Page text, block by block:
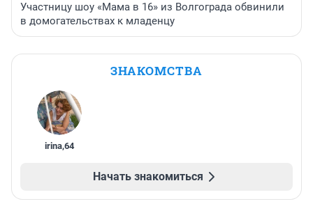
Участницу шоу «Мама в 16» из Волгограда обвинили
в домогательствах к младенцу
ЗНАКОМСТВА
irina,64
Начать знакомиться